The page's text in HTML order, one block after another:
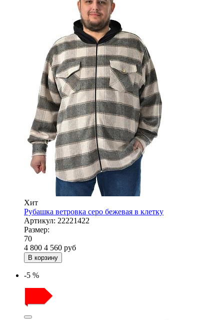
Хит
Рубашка ветровка серо бежевая в клетку
Артикул: 22221422
Размер:
70
4 800 4 560 руб
В корзину
-5 %